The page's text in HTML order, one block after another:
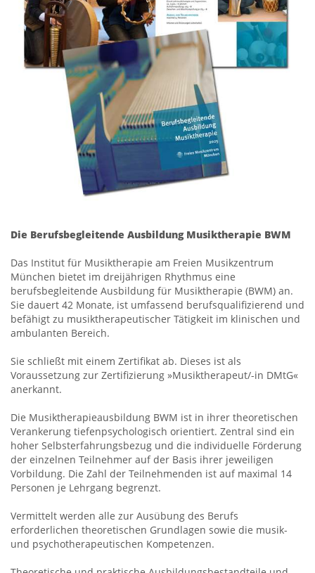
Die Berufsbegleitende Ausbildung Musiktherapie BWM
Das Institut für Musiktherapie am Freien Musikzentrum
München bietet im dreijährigen Rhythmus eine
berufsbegleitende Ausbildung für Musiktherapie (BWM) an.
Sie dauert 42 Monate, ist umfassend berufsqualifizierend und
befähigt zu musiktherapeutischer Tätigkeit im klinischen und
ambulanten Bereich.
Sie schließt mit einem Zertifikat ab. Dieses ist als
Voraussetzung zur Zertifizierung »Musiktherapeut/-in DMtG«
anerkannt.
Die Musiktherapieausbildung BWM ist in ihrer theoretischen
Verankerung tiefenpsychologisch orientiert. Zentral sind ein
hoher Selbsterfahrungsbezug und die individuelle Förderung
der einzelnen Teilnehmer auf der Basis ihrer jeweiligen
Vorbildung. Die Zahl der Teilnehmenden ist auf maximal 14
Personen je Lehrgang begrenzt.
Vermittelt werden alle zur Ausübung des Berufs
erforderlichen theoretischen Grundlagen sowie die musik-
und psychotherapeutischen Kompetenzen.